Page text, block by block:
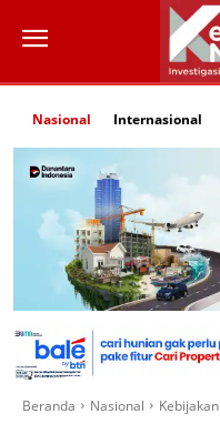
Nasional Internasional
Beranda Nasional Kebijakan